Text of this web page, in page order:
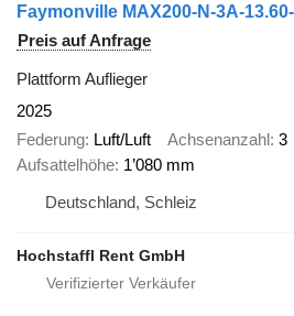
Faymonville MAX200-N-3A-
Preis auf Anfrage
Plattform Auflieger
2025
Federung Luft/Luft Achsenanzahl 3
Aufsattelhöhe 1’080 mm
Deutschland, Schleiz
Hochstaffl Rent GmbH